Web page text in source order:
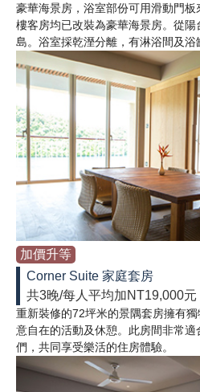
豪華海景房，浴室部份可用滑動門
樓客房均已改裝為豪華海景房。從
島。浴室採乾溼分離，有淋浴間及浴
加價升等
Corner Suite 家庭套房
共3晚/每人平均加NT19,000元
重新裝修的72坪米的景隅套房擁有
意自在的活動及休憩。此房間非常
們，共同享受樂活的住房體驗。